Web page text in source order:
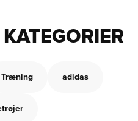
KATEGORIER
Træning adidas